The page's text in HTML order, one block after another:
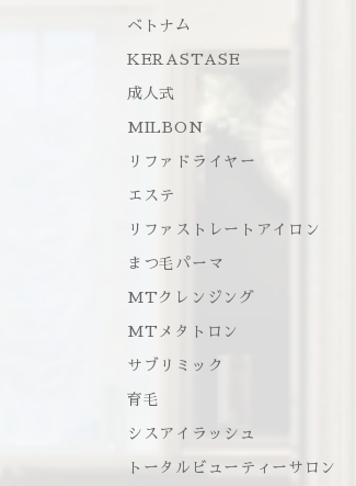
ベトナム
KERASTASE
成人式
MILBON
リファドライヤー
エステ
リファストレートアイロン
まつ毛パーマ
MTクレンジング
MTメタトロン
サブリミック
育毛
シスアイラッシュ
トータルビューティーサロン